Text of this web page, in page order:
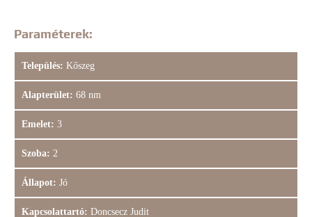
Paraméterek:
Település: Kőszeg
Alapterület: 68 nm
Emelet: 3
Szoba: 2
Állapot: Jó
Kapcsolattartó: Doncsecz Judit